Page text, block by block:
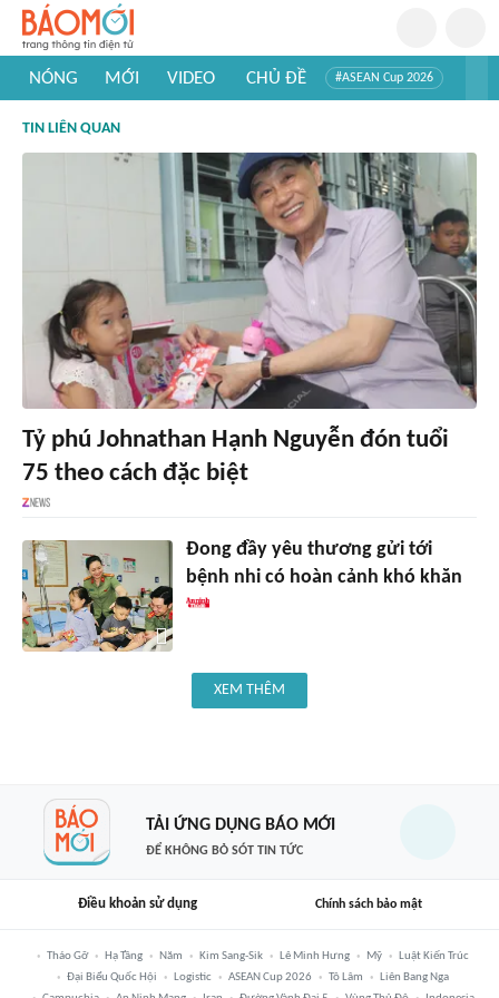
NÓNG MỚI VIDEO CHỦ ĐỀ #ASEAN Cup 2026
#Khám phá thế giới
TIN LIÊN QUAN
Tỷ phú Johnathan Hạnh Nguyễn đón tuổi
75 theo cách đặc biệt
Đong đầy yêu thương gửi tới
bệnh nhi có hoàn cảnh khó khăn
XEM THÊM
TẢI ỨNG DỤNG BÁO MỚI
ĐỂ KHÔNG BỎ SÓT TIN TỨC
Điều khoản sử dụng Chính sách bảo mật
Tháo Gỡ Hạ Tầng Năm Kim Sang-Sik Lê Minh Hưng Mỹ
Luật Kiến Trúc
Đại Biểu Quốc Hội
Logistic ASEAN Cup 2026 Tô Lâm
Liên Bang Nga